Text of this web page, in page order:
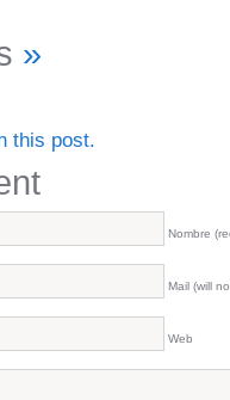
»
this post.
Nombre
Mail (will
Web